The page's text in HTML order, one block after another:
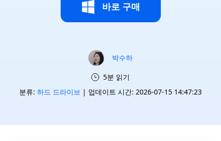
바로 구매
박수하
5분 읽기
분류: 하드 드라이브 | 업데이트 시간: 2026-07-15 14:47:23